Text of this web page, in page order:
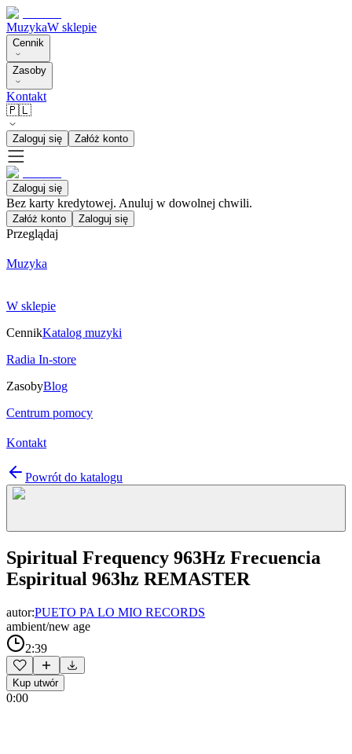
MuzykaW sklepie
Cennik
Zasoby
Kontakt
🇵🇱
Zaloguj się Załóż konto
Zaloguj się
Bez karty kredytowej. Anuluj w dowolnej chwili.
Załóż konto Zaloguj się
Przeglądaj
Muzyka
W sklepie
CennikKatalog muzyki
Radia In-store
ZasobyBlog
Centrum pomocy
Kontakt
Powrót do katalogu
Spiritual Frequency 963Hz Frecuencia
Espiritual 963hz REMASTER
autor:PUETO PA LO MIO RECORDS
ambient/new age
2:39
Kup utwór
0:00